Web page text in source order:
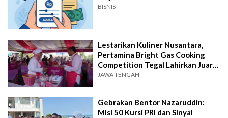
BISNIS
Lestarikan Kuliner Nusantara,
Pertamina Bright Gas Cooking
Competition Tegal Lahirkan Juara
Baru
JAWA TENGAH
Gebrakan Bentor Nazaruddin:
Misi 50 Kursi PRI dan Sinyal